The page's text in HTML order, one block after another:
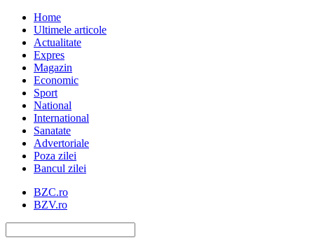
Home
Ultimele articole
Actualitate
Expres
Magazin
Economic
Sport
National
International
Sanatate
Advertoriale
Poza zilei
Bancul zilei
BZC.ro
BZV.ro